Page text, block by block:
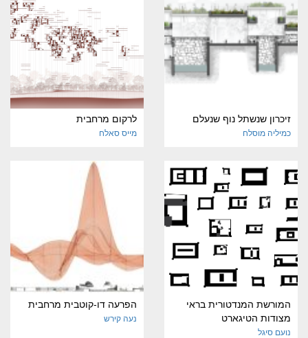
זיכרון שנשתל נוף שנעלם
כמיליה מוסלח
לרקום מרחבית
מייס סאלח
המורשת המנדטורית בראי
מצודות הטיגארט
נועם סיגל
הפרעה דו-קוטבית מרחבית
נעה קירש